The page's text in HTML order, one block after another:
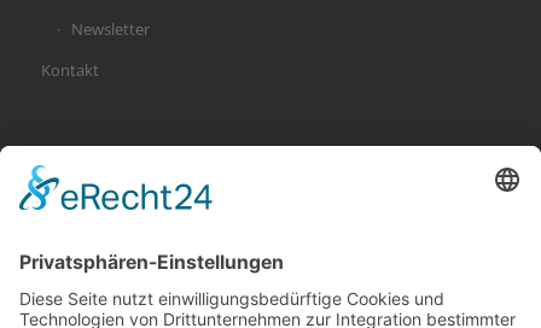
Newsletter
Kontakt
KATEGORIEN
Altersvorsorge
Gerichtsurteile